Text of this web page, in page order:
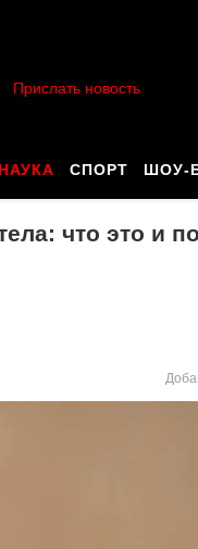
Прислать новость
НАУКА СПОРТ ШОУ-
что это и